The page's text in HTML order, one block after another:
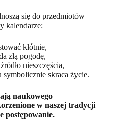
się do przedmiotów
kalendarze:
kłótnie,
złą pogodę,
nieszczęścia,
symbolicznie skraca życie.
naukowego
w naszej tradycji
postępowanie.